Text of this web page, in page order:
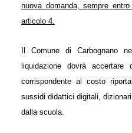
nuova domanda, sempre
articolo 4.
Il Comune di Carbognano
liquidazione dovrà
corrispondente al costo
sussidi didattici digitali,
dalla scuola.